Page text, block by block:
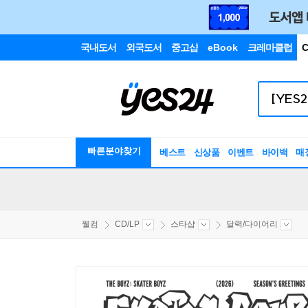
국내도서 외국도서 중고샵 eBook 크레마클럽
빠른분야찾기 베스트 신상품 이벤트 바이백 매
웰컴 CD/LP 스타샵 달력/다이어리